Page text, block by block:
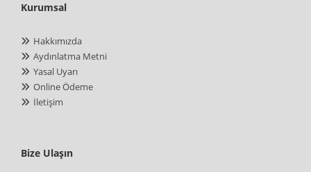
Kurumsal
Hakkımızda
Aydınlatma Metni
Yasal Uyarı
Online Ödeme
İletişim
Bize Ulaşın